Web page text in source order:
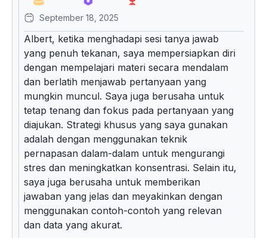
September 18, 2025
Albert, ketika menghadapi sesi tanya jawab
yang penuh tekanan, saya mempersiapkan diri
dengan mempelajari materi secara mendalam
dan berlatih menjawab pertanyaan yang
mungkin muncul. Saya juga berusaha untuk
tetap tenang dan fokus pada pertanyaan yang
diajukan. Strategi khusus yang saya gunakan
adalah dengan menggunakan teknik
pernapasan dalam-dalam untuk mengurangi
stres dan meningkatkan konsentrasi. Selain itu,
saya juga berusaha untuk memberikan
jawaban yang jelas dan meyakinkan dengan
menggunakan contoh-contoh yang relevan
dan data yang akurat.